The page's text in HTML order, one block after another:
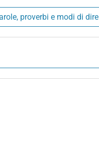
proverbi e modi di dire